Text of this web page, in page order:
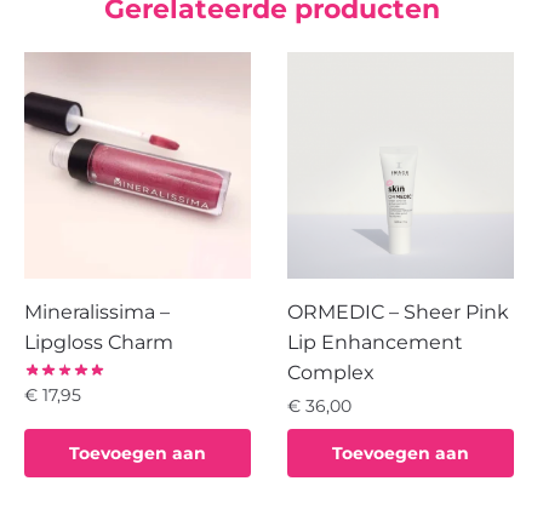
Gerelateerde producten
Mineralissima –
Lipgloss Charm
€ 17,95
Toevoegen aan
ORMEDIC – Sheer Pink
Lip Enhancement
Complex
€ 36,00
Toevoegen aan